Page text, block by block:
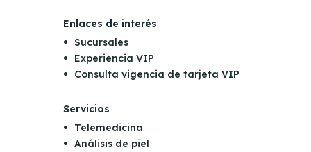
Enlaces de interés
Sucursales
Experiencia VIP
Consulta vigencia de tarjeta VIP
Servicios
Telemedicina
Análisis de piel